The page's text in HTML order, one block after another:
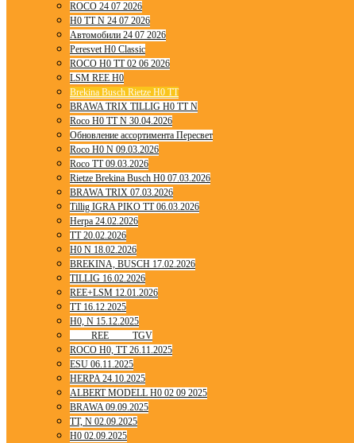
ROCO 24 07 2026
H0 TT N 24 07 2026
Автомобили 24 07 2026
Peresvet H0 Classic
ROCO H0 TT 02 06 2026
LSM REE H0
Brekina Busch Rietze H0 TT
BRAWA TRIX TILLIG H0 TT N
Roco H0 TT N 30.04.2026
Обновление ассортимента Пересвет
Roco H0 N 09.03.2026
Roco TT 09.03.2026
Rietze Brekina Busch H0 07.03.2026
BRAWA TRIX 07.03.2026
Tillig IGRA PIKO TT 06.03.2026
Herpa 24.02.2026
TT 20.02.2026
H0 N 18.02.2026
BREKINA, BUSCH 17.02.2026
TILLIG 16.02.2026
REE+LSM 12.01.2026
TT 16.12.2025
H0, N 15.12.2025
____ REE ____ TGV
ROCO H0, TT 26.11.2025
ESU 06.11.2025
HERPA 24.10.2025
ALBERT MODELL H0 02 09 2025
BRAWA 09.09.2025
TT, N 02.09.2025
H0 02.09.2025